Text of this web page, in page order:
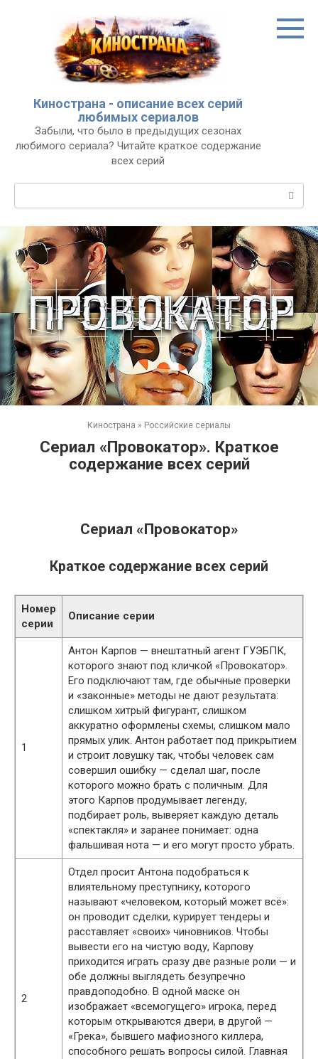
Кинострана - описание всех серий
любимых сериалов
Забыли, что было в предыдущих сезонах
любимого сериала? Читайте краткое содержание
всех серий
Кинострана » Российские сериалы
Сериал «Провокатор». Краткое
содержание всех серий
Сериал «Провокатор»
Краткое содержание всех серий
Номер
серии
Описание серии
1
Антон Карпов — внештатный агент ГУЭБПК,
которого знают под кличкой «Провокатор».
Его подключают там, где обычные проверки
и «законные» методы не дают результата:
слишком хитрый фигурант, слишком
аккуратно оформлены схемы, слишком мало
прямых улик. Антон работает под прикрытием
и строит ловушку так, чтобы человек сам
совершил ошибку — сделал шаг, после
которого можно брать с поличным. Для
этого Карпов продумывает легенду,
подбирает роль, выверяет каждую деталь
«спектакля» и заранее понимает: одна
фальшивая нота — и его могут просто убрать.
2
Отдел просит Антона подобраться к
влиятельному преступнику, которого
называют «человеком, который может всё»:
он проводит сделки, курирует тендеры и
расставляет «своих» чиновников. Чтобы
вывести его на чистую воду, Карпову
приходится играть сразу две разные роли — и
обе должны выглядеть безупречно
правдоподобно. В одной маске он
изображает «всемогущего» игрока, перед
которым открываются двери, в другой —
«Грека», бывшего мафиозного киллера,
способного решать вопросы силой. Главная